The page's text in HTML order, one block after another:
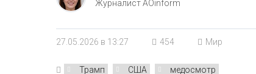
Журналист AOinform
27.05.2026 в 13:27 454 Мир
Трамп США медосмотр